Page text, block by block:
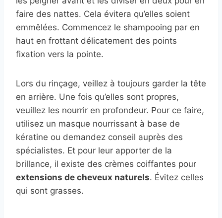
faire des nattes. Cela évitera qu’elles soient
emmêlées. Commencez le shampooing par en
haut en frottant délicatement des points
fixation vers la pointe.
Lors du rinçage, veillez à toujours garder la tête
en arrière. Une fois qu’elles sont propres,
veuillez les nourrir en profondeur. Pour ce faire,
utilisez un masque nourrissant à base de
kératine ou demandez conseil auprès des
spécialistes. Et pour leur apporter de la
brillance, il existe des crèmes coiffantes pour
extensions de cheveux naturels. Évitez celles
qui sont grasses.